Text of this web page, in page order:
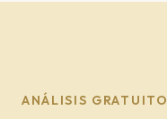
ANÁLISIS GRATUITO